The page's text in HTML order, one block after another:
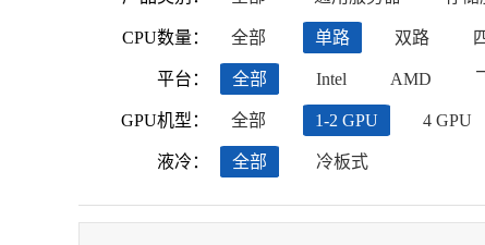
CPU数量：
平台：
GPU机型：
液冷：
全部 单路 双路
全部 Intel AMD
全部 1-2 GPU 4 GPU
全部 冷板式